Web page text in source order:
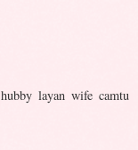
layan wife camtu